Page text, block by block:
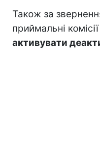
Також за
приймальні
активувати